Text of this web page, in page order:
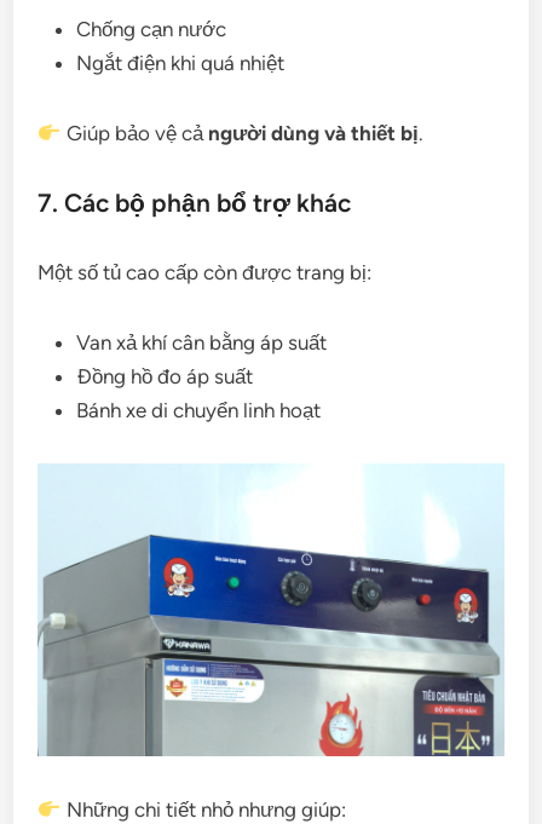
Chống cạn nước
Ngắt điện khi quá nhiệt
Giúp bảo vệ cả người dùng và thiết bị.
7. Các bộ phận bổ trợ khác
Một số tủ cao cấp còn được trang bị:
Van xả khí cân bằng áp suất
Đồng hồ đo áp suất
Bánh xe di chuyển linh hoạt
Những chi tiết nhỏ nhưng giúp: